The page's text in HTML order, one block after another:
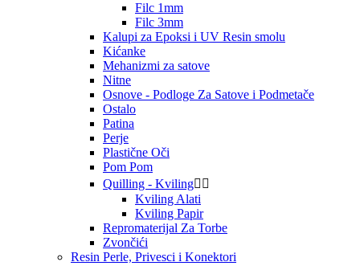
Filc 1mm
Filc 3mm
Kalupi za Epoksi i UV Resin smolu
Kićanke
Mehanizmi za satove
Nitne
Osnove - Podloge Za Satove i Podmetače
Ostalo
Patina
Perje
Plastične Oči
Pom Pom
Quilling - Kviling 
Kviling Alati
Kviling Papir
Repromaterijal Za Torbe
Zvončići
Resin Perle, Privesci i Konektori